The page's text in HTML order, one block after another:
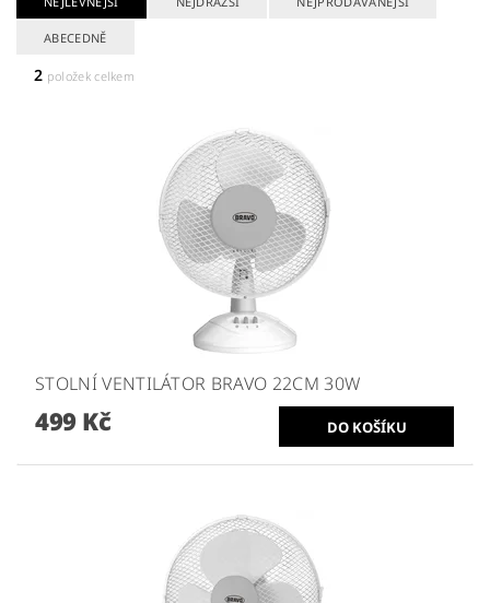
ABECEDNĚ
2 položek celkem
STOLNÍ VENTILÁTOR BRAVO 22CM 30W
499 Kč